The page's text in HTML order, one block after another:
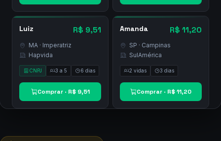
Centro R$ 9,51
 Hapvida
 CNPJ 3 a 5
Comprar · R$ 9,51
Mileydis R$ 14,80
 Bradesco
 CNPJ 3 a 5
Comprar · R$ 14,80
Luiz R$ 9,51 Amanda R$ 11,20